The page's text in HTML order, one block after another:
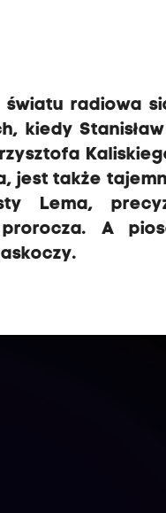
światu radiowa
kiedy
jest także
Lema,
A